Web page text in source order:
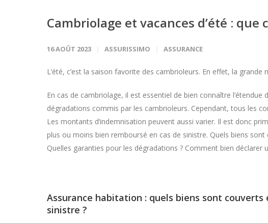
Cambriolage et vacances d’été :
16 AOÛT 2023 ASSURISSIMO ASSURANCE
L’été, c’est la saison favorite des cambrioleurs. En effet, la
En cas de cambriolage, il est essentiel de bien connaître
dégradations commis par les cambrioleurs. Cependant, tous les
Les montants d’indemnisation peuvent aussi varier. Il est donc
plus ou moins bien remboursé en cas de sinistre. Quels biens
Quelles garanties pour les dégradations ? Comment bien déclarer
Assurance habitation : quels biens sont couverts
sinistre ?